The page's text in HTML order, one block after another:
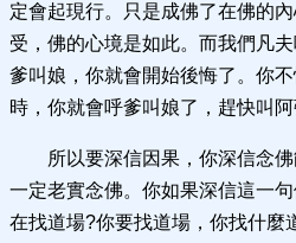
定會起現行。只是成佛了在佛的
受，佛的心境是如此。而我們凡
爹叫娘，你就會開始後悔了。你
時，你就會呼爹叫娘了，趕快叫阿
所以要深信因果，你深信念
一定老實念佛。你如果深信這一
在找道場?你要找道場，你找什麼